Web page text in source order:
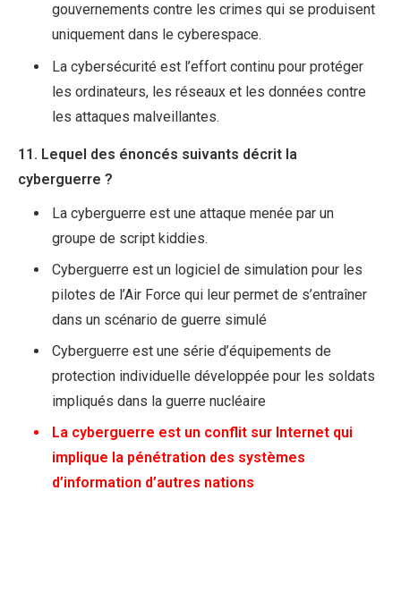
gouvernements contre les crimes qui se produisent
uniquement dans le cyberespace.
La cybersécurité est l’effort continu pour protéger
les ordinateurs, les réseaux et les données contre
les attaques malveillantes.
11. Lequel des énoncés suivants décrit la
cyberguerre ?
La cyberguerre est une attaque menée par un
groupe de script kiddies.
Cyberguerre est un logiciel de simulation pour les
pilotes de l’Air Force qui leur permet de s’entraîner
dans un scénario de guerre simulé
Cyberguerre est une série d’équipements de
protection individuelle développée pour les soldats
impliqués dans la guerre nucléaire
La cyberguerre est un conflit sur Internet qui
implique la pénétration des systèmes
d’information d’autres nations